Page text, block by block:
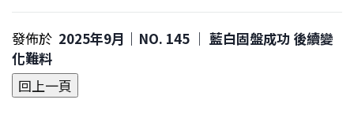
發佈於 2025年9月｜NO. 145 │ 藍白固盤成功 後續變
化難料